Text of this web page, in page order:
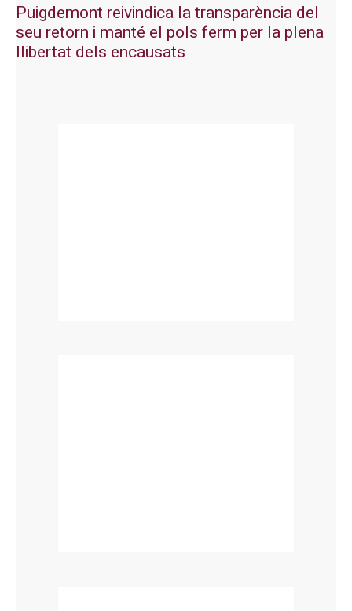
Puigdemont reivindica la transparència del
seu retorn i manté el pols ferm per la plena
llibertat dels encausats